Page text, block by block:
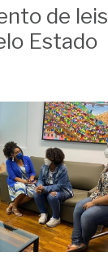
de leis
Estado